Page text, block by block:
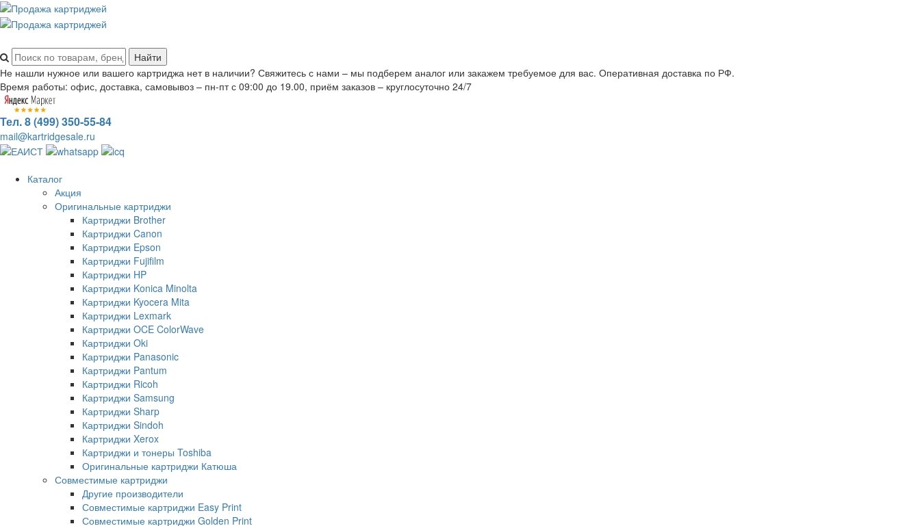
Не нашли нужное или вашего картриджа нет в наличии? Свяжитесь с нами – мы подберем аналог или закажем требуемое для вас. Оперативная доставка по РФ.
Время работы: офис, доставка, самовывоз – пн-пт с 09:00 до 19.00, приём заказов – круглосуточно 24/7
Тел. 8 (499) 350-55-84
mail@kartridgesale.ru
Каталог
Акция
Оригинальные картриджи
Картриджи Brother
Картриджи Canon
Картриджи Epson
Картриджи Fujifilm
Картриджи HP
Картриджи Konica Minolta
Картриджи Kyocera Mita
Картриджи Lexmark
Картриджи OCE ColorWave
Картриджи Oki
Картриджи Panasonic
Картриджи Pantum
Картриджи Ricoh
Картриджи Samsung
Картриджи Sharp
Картриджи Sindoh
Картриджи Xerox
Картриджи и тонеры Toshiba
Оригинальные картриджи Катюша
Совместимые картриджи
Другие производители
Совместимые картриджи Easy Print
Совместимые картриджи Golden Print